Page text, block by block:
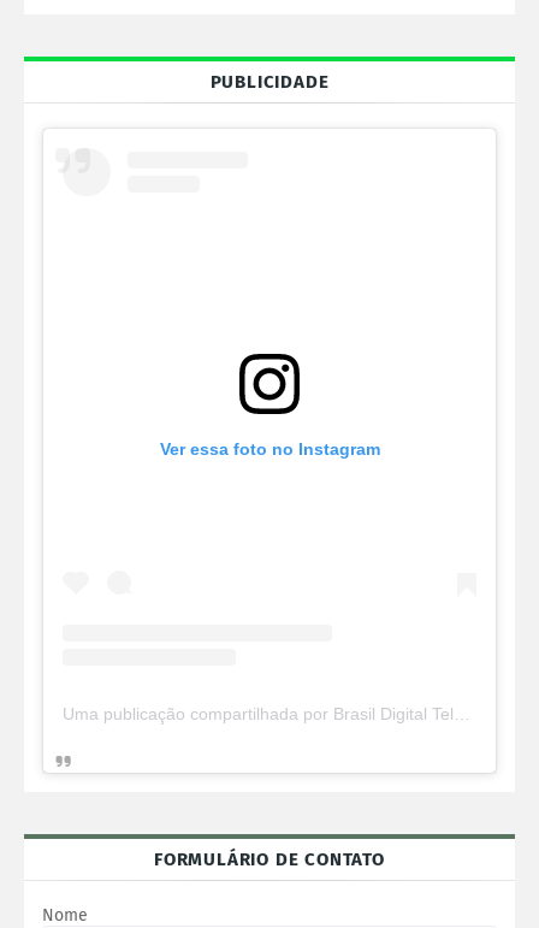
PUBLICIDADE
Ver essa foto no Instagram
Uma publicação compartilhada por Brasil Digital Telecom (@brasildigitaltelecom)
FORMULÁRIO DE CONTATO
Nome